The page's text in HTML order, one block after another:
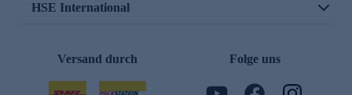
HSE International
Versand durch Folge uns